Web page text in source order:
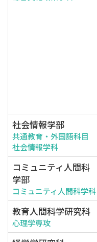
社会情報学部
共通教育・外国語科目
社会情報学科
コミュニティ人間科
学部
コミュニティ人間科学科
教育人間科学研究科
心理学専攻